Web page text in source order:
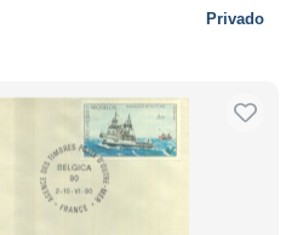
Privado